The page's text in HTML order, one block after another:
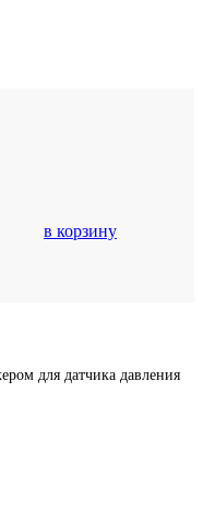
в корзину
для датчика давления